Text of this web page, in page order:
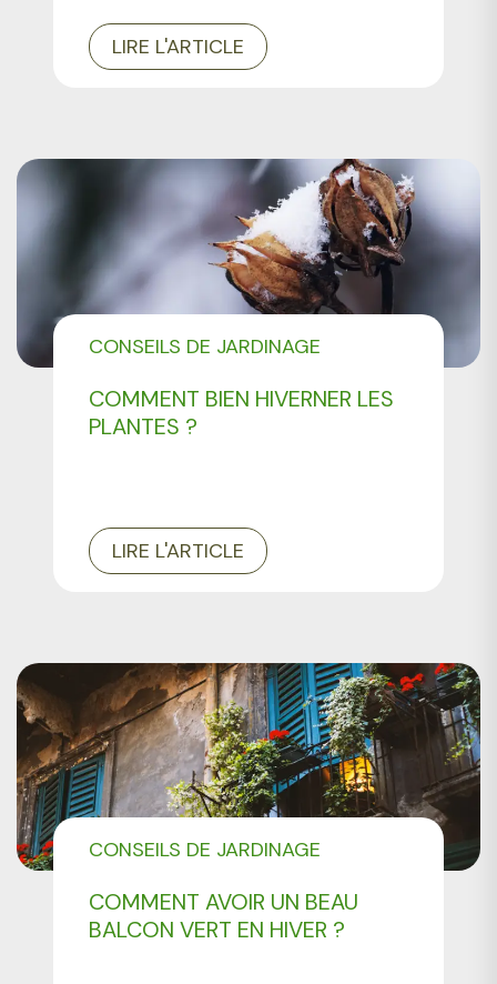
LIRE L'ARTICLE
COMMENT BIEN HIVERNER LES
PLANTES ?
CONSEILS DE JARDINAGE
LIRE L'ARTICLE
COMMENT AVOIR UN BEAU
BALCON VERT EN HIVER ?
CONSEILS DE JARDINAGE